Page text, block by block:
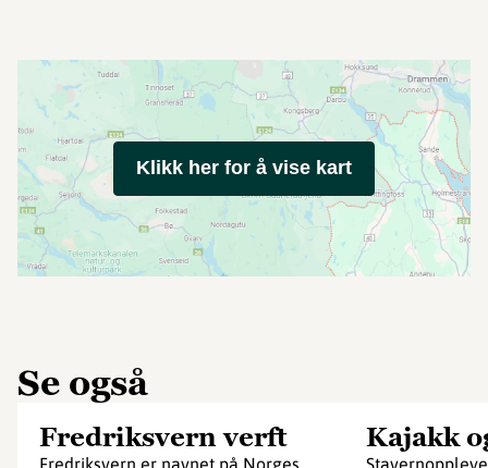
Klikk her for å vise kart
Se også
Fredriksvern verft
Fredriksvern er navnet på Norges
Kajakk